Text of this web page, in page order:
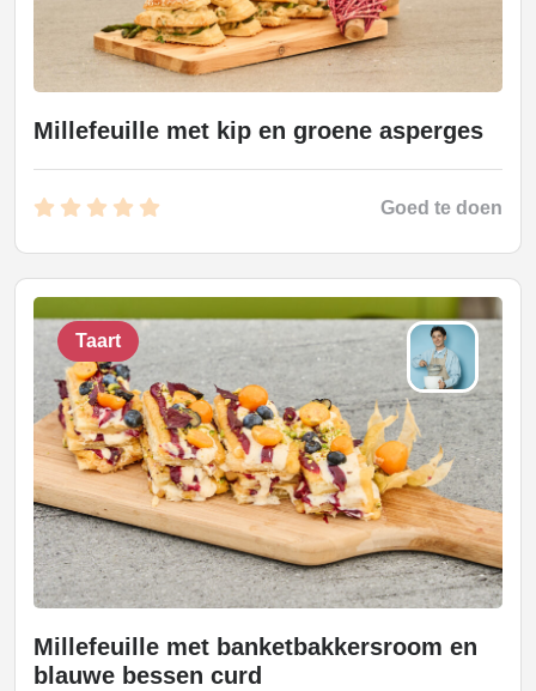
Millefeuille met kip en groene asperges
Goed te doen
Taart
Millefeuille met banketbakkersroom en
blauwe bessen curd